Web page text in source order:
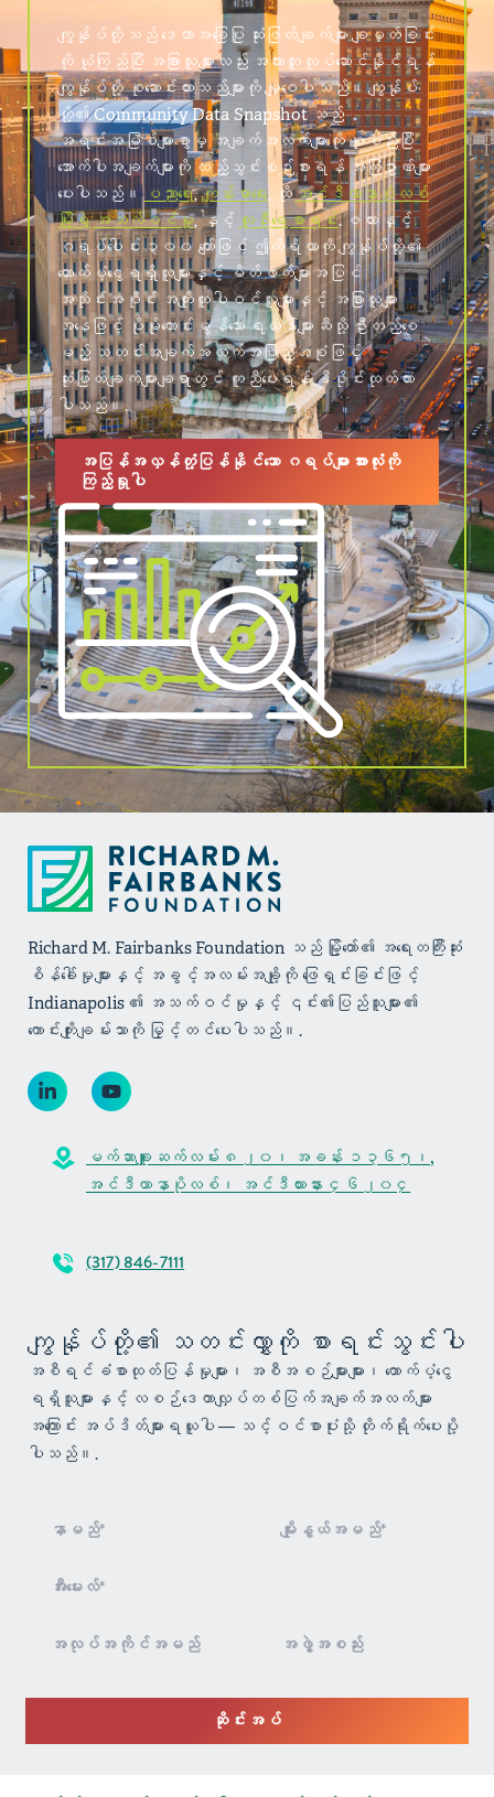
ကျွန်ုပ်တို့သည် ဒေတာအခြေပြု ဆုံးဖြတ်ချက်များ ချမှတ်ခြင်း
ကို ယုံကြည်ပြီး အခြားသူများလည်း အလားတူလုပ်ဆောင်နိုင်ရန်
ကျွန်ုပ်တို့ စုဆောင်းထားသည်များကို မျှဝေပါသည်။ ကျွန်ုပ်
တို့၏ Community Data Snapshot သည်
အရင်းအမြစ်များစွာမှ အချက်အလက်များကို စုစည်းပြီး
အောက်ပါအချက်များကို ထည့်သွင်းစဉ်းစားရန် အကြံဥာဏ်များ
ပေးပါသည်။ပညာရေး,ကျန်းမာရေး, ထိုအင်ဒီယာနာပိုလစ်
မြို့ရဲ့ အသက်ဝင်မှု, နှင့် လူဦးရေစာရင်း. ဇယားနှင့်
ဂရပ်ပေါင်း ၃၀၀ ကျော်ဖြင့် ဤကိရိယာကို ကျွန်ုပ်တို့၏
ထောက်ပံ့ငွေရရှိသူများနှင့် မိတ်ဖက်များအပြင်
အသိုင်းအဝိုင်း အကျိုးတူပါဝင်သူများနှင့် အခြားသူများ
အနေဖြင့် ပိုမိုကောင်းမွန်သော ရလဒ်များဆီသို့ ဦးတည်စေ
မည့် သတင်းအချက်အလက်အပြည့်အစုံဖြင့်
ဆုံးဖြတ်ချက်များချရာတွင် ကူညီပေးရန် ဒီဇိုင်းထုတ်ထား
ပါသည်။.
အပြန်အလှန်တုံ့ပြန်နိုင်သော ဂရပ်များအားလုံးကို
ကြည့်ရှုပါ
Richard M. Fairbanks Foundation သည် မြို့တော်၏ အရေးတကြီးဆုံး
စိန်ခေါ်မှုများနှင့် အခွင့်အလမ်းအချို့ကို ဖြေရှင်းခြင်းဖြင့်
Indianapolis ၏ အသက်ဝင်မှုနှင့် ၎င်း၏ပြည်သူများ၏
ကောင်းကျိုးချမ်းသာကို မြှင့်တင်ပေးပါသည်။.
မက်ဆာချူးဆက်လမ်း ၈၂၀၊ အခန်း ၁၃၆၅၊,
အင်ဒီယာနာပိုလစ်၊ အင်ဒီယားနား ၄၆၂၀၄
(317) 846-7111
ကျွန်ုပ်တို့၏ သတင်းလွှာကို စာရင်းသွင်းပါ
အစီရင်ခံစာထုတ်ပြန်မှုများ၊ အစီအစဉ်များများ၊ ထောက်ပံ့ငွေ
ရရှိသူများနှင့် လစဉ်ဒေတာလျှပ်တစ်ပြက်အချက်အလက်များ
အကြောင်း အပ်ဒိတ်များရယူပါ — သင့်ဝင်စာပုံးသို့ တိုက်ရိုက်ပေးပို့
ပါသည်။.
သတင်းလွှာ
သွင်းခြင်း
ဆိုင်းအပ်